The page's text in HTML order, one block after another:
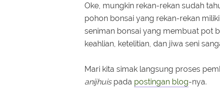
Oke, mungkin rekan-rekan sudah
pohon bonsai yang rekan-rekan
seniman bonsai yang membuat pot
keahlian, ketelitian, dan jiwa seni
Mari kita simak langsung proses
anijhuispada postingan blog-nya.